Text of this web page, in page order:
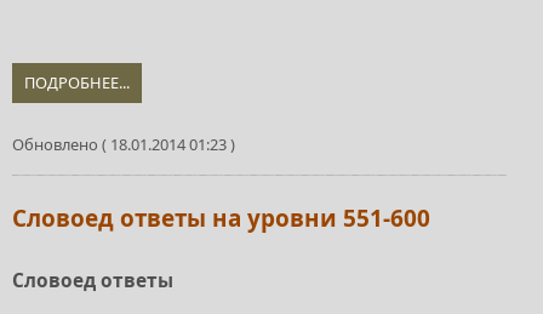
ПОДРОБНЕЕ...
Обновлено ( 18.01.2014 01:23 )
Словоед ответы на уровни 551-600
Словоед ответы